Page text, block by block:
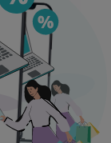
de airepatinete